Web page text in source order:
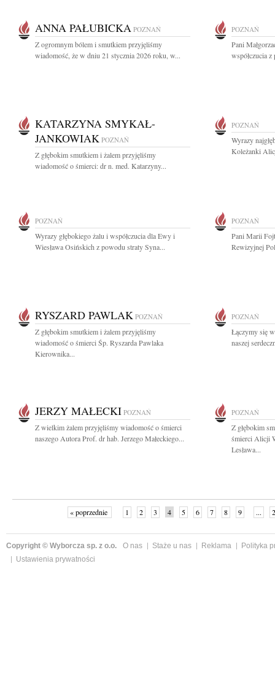
ANNA PAŁUBICKA POZNAŃ
Z ogromnym bólem i smutkiem przyjęliśmy
wiadomość, że w dniu 21 stycznia 2026 roku, w...
POZNAŃ
Pani
współczucia
KATARZYNA SMYKAŁ-
JANKOWIAK POZNAŃ
Z głębokim smutkiem i żalem przyjęliśmy
wiadomość o śmierci: dr n. med. Katarzyny...
POZNAŃ
Wyrazy
Koleżanki
POZNAŃ
Wyrazy głębokiego żalu i współczucia dla Ewy i
Wiesława Osińskich z powodu straty Syna...
POZNAŃ
Pani Marii
Rewizyjnej
RYSZARD PAWLAK POZNAŃ
Z głębokim smutkiem i żalem przyjęliśmy
wiadomość o śmierci Śp. Ryszarda Pawlaka
Kierownika...
POZNAŃ
Łączymy się
naszej
JERZY MAŁECKI POZNAŃ
Z wielkim żalem przyjęliśmy wiadomość o śmierci
naszego Autora Prof. dr hab. Jerzego Małeckiego...
POZNAŃ
Z głębokim
śmierci Alicji
Lesława...
« poprzednie 1 2 3 4 5 6 7 8 9 ...
Copyright © Wyborcza sp. z o.o. O nas Staże u nas Reklama
Polityka
Ustawienia prywatności